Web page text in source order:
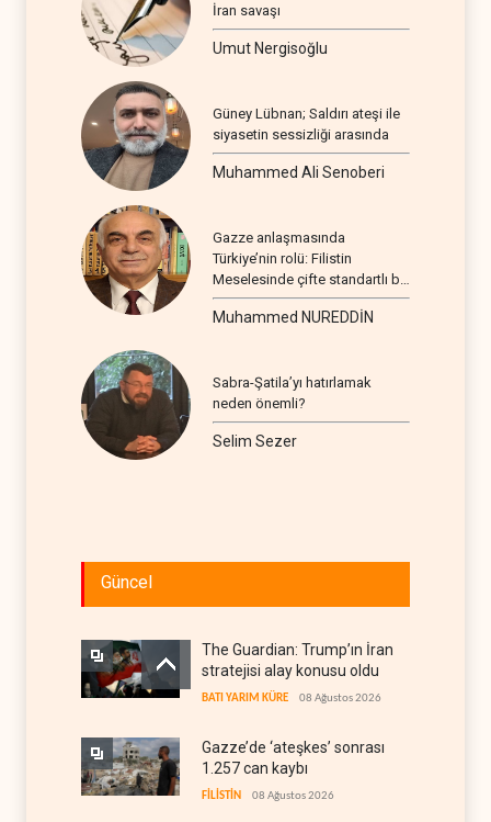
İran savaşı
Umut Nergisoğlu
Güney Lübnan; Saldırı ateşi ile
siyasetin sessizliği arasında
Muhammed Ali Senoberi
Gazze anlaşmasında
Türkiye’nin rolü: Filistin
Meselesinde çifte standartlı bir
seyir
Muhammed NUREDDİN
Sabra-Şatila’yı hatırlamak
neden önemli?
Selim Sezer
Güncel
The Guardian: Trump’ın İran
stratejisi alay konusu oldu
BATI YARIM KÜRE 08 Ağustos 2026
Gazze’de ‘ateşkes’ sonrası
1.257 can kaybı
FİLİSTİN 08 Ağustos 2026